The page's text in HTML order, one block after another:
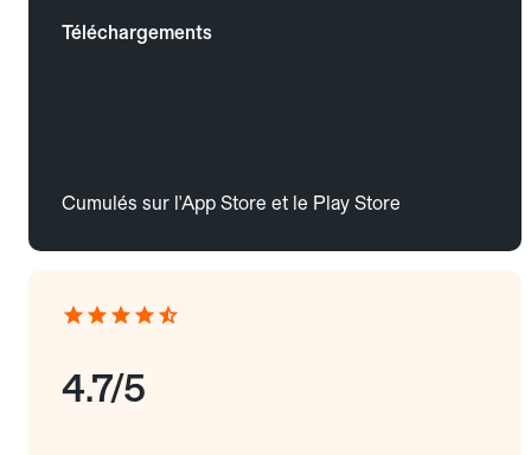
Téléchargements
Cumulés sur l'App Store et le Play Store
4.7/5